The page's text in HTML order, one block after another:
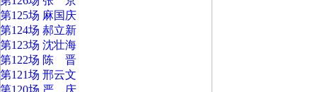
第125场 麻国庆
第124场 郝立新
第123场 沈壮海
第122场 陈 晋
第121场 邢云文
第120场 严 庆